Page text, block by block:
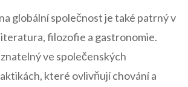
globální společnost je také patrný ​v
filozofie ⁤a ​gastronomie.
ve společenských⁤
​které ovlivňují chování a